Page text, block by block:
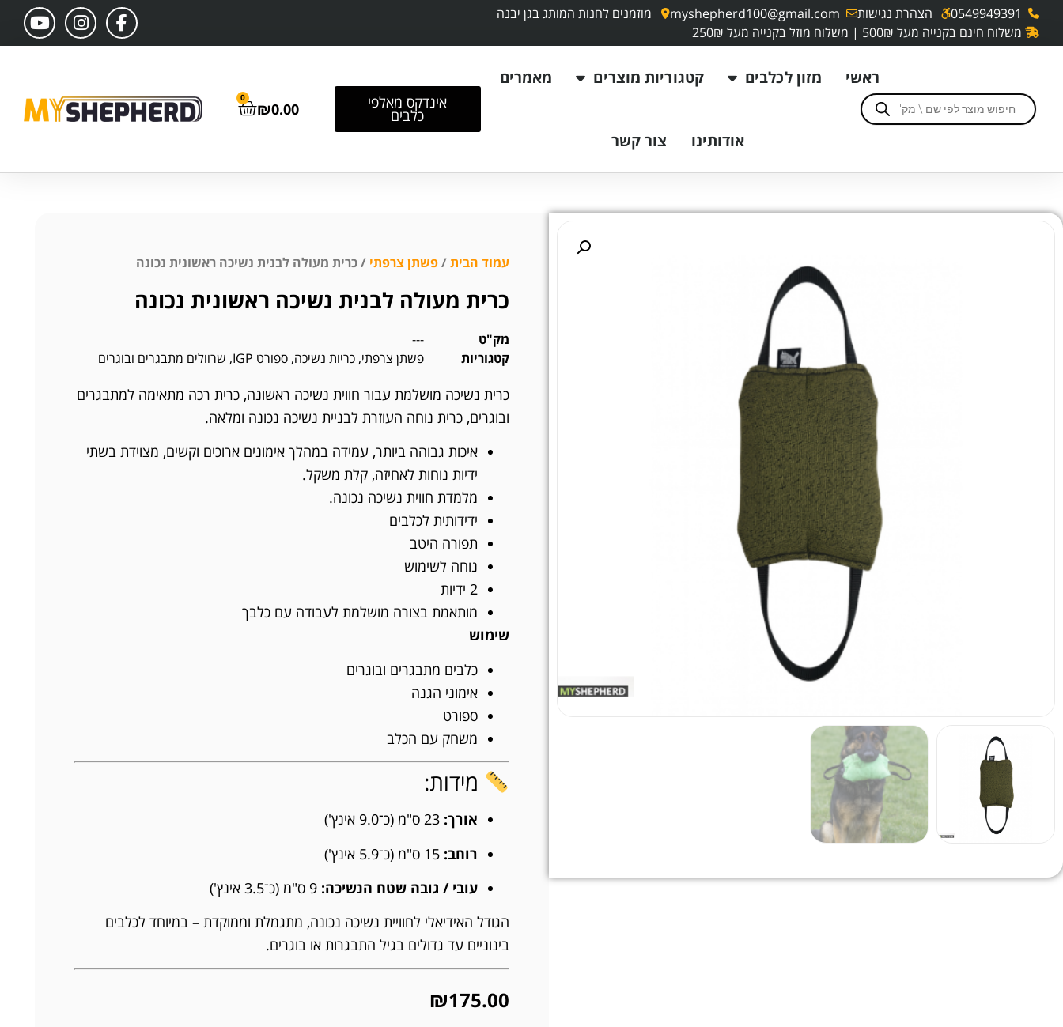
0549949391 הצהרת נגישות myshepherd100@gmail.com
מוזמנים לחנות המותג בגן יבנה
משלוח חינם בקנייה מעל 500₪ | משלוח מוזל בקנייה מעל 250₪
ראשי מזון לכלבים קטגוריות מוצרים מאמרים
אודותינו צור קשר
אינדקס מאלפי
כלבים ₪0.00
0
עמוד הבית/פשתן צרפתי / כרית מעולה לבנית נשיכה ראשונית נכונה
כרית מעולה לבנית נשיכה ראשונית נכונה
מק"ט
---
קטגוריות
פשתן צרפתי, כריות נשיכה, ספורט IGP , שרוולים מתבגרים ובוגרים
כרית נשיכה מושלמת עבור חווית נשיכה ראשונה, כרית רכה מתאימה למתבגרים
ובוגרים, כרית נוחה העוזרת לבניית נשיכה נכונה ומלאה.
איכות גבוהה ביותר, עמידה במהלך אימונים ארוכים וקשים, מצוידת בשתי
ידיות נוחות לאחיזה, קלת משקל.
מלמדת חווית נשיכה נכונה.
ידידותית לכלבים
תפורה היטב
נוחה לשימוש
2 ידיות
מותאמת בצורה מושלמת לעבודה עם כלבך
שימוש
כלבים מתבגרים ובוגרים
אימוני הגנה
ספורט
משחק עם הכלב
מידות:
אורך:
רוחב:
עובי / גובה שטח הנשיכה:
הגודל האידיאלי לחוויית נשיכה נכונה, מתגמלת וממוקדת – במיוחד לכלבים
בינוניים עד גדולים בגיל התבגרות או בוגרים.
₪175.00